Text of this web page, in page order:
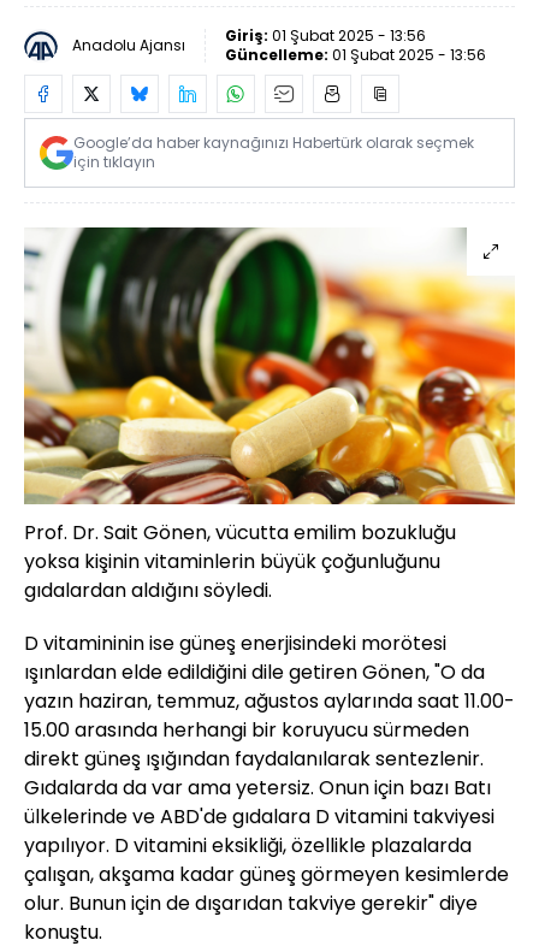
Anadolu Ajansı Giriş: 01 Şubat 2025 - 13:56
Güncelleme: 01 Şubat 2025 - 13:56
Google’da haber kaynağınızı Habertürk olarak seçmek
için tıklayın
Prof. Dr. Sait Gönen, vücutta emilim bozukluğu
yoksa kişinin vitaminlerin büyük çoğunluğunu
gıdalardan aldığını söyledi.
D vitamininin ise güneş enerjisindeki morötesi
ışınlardan elde edildiğini dile getiren Gönen, "O da
yazın haziran, temmuz, ağustos aylarında saat 11.00-
15.00 arasında herhangi bir koruyucu sürmeden
direkt güneş ışığından faydalanılarak sentezlenir.
Gıdalarda da var ama yetersiz. Onun için bazı Batı
ülkelerinde ve ABD'de gıdalara D vitamini takviyesi
yapılıyor. D vitamini eksikliği, özellikle plazalarda
çalışan, akşama kadar güneş görmeyen kesimlerde
olur. Bunun için de dışarıdan takviye gerekir" diye
konuştu.